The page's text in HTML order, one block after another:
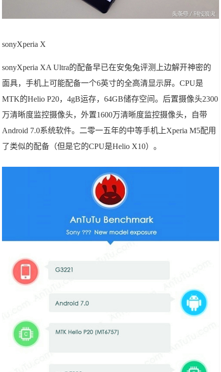
sonyXperia X
sonyXperia XA Ultra的配备早已在安兔兔评测上边解开神密的
面具，手机上可能配备一个6英寸的全高清显示屏。CPU是
MTK的Helio P20，4gB运存，64GB储存空间。后置摄像头2300
万清晰度监控摄像头，外置1600万清晰度监控摄像头，自带
Android 7.0系统软件。 二零一五年的中等手机上Xperia M5配用
了类似的配备（但是它的CPU是Helio X10）。